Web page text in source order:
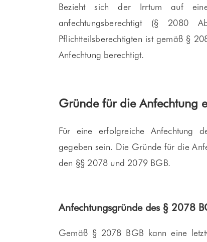
Bezieht sich der Irrtum auf
anfechtungsberechtigt (§ 2080
Pflichtteilsberechtigten ist gemäß §
Anfechtung berechtigt.
Gründe für die Anfechtung
Für eine erfolgreiche Anfechtung
gegeben sein. Die Gründe für die
den §§ 2078 und 2079 BGB.
Anfechtungsgründe des § 2078
Gemäß § 2078 BGB kann eine